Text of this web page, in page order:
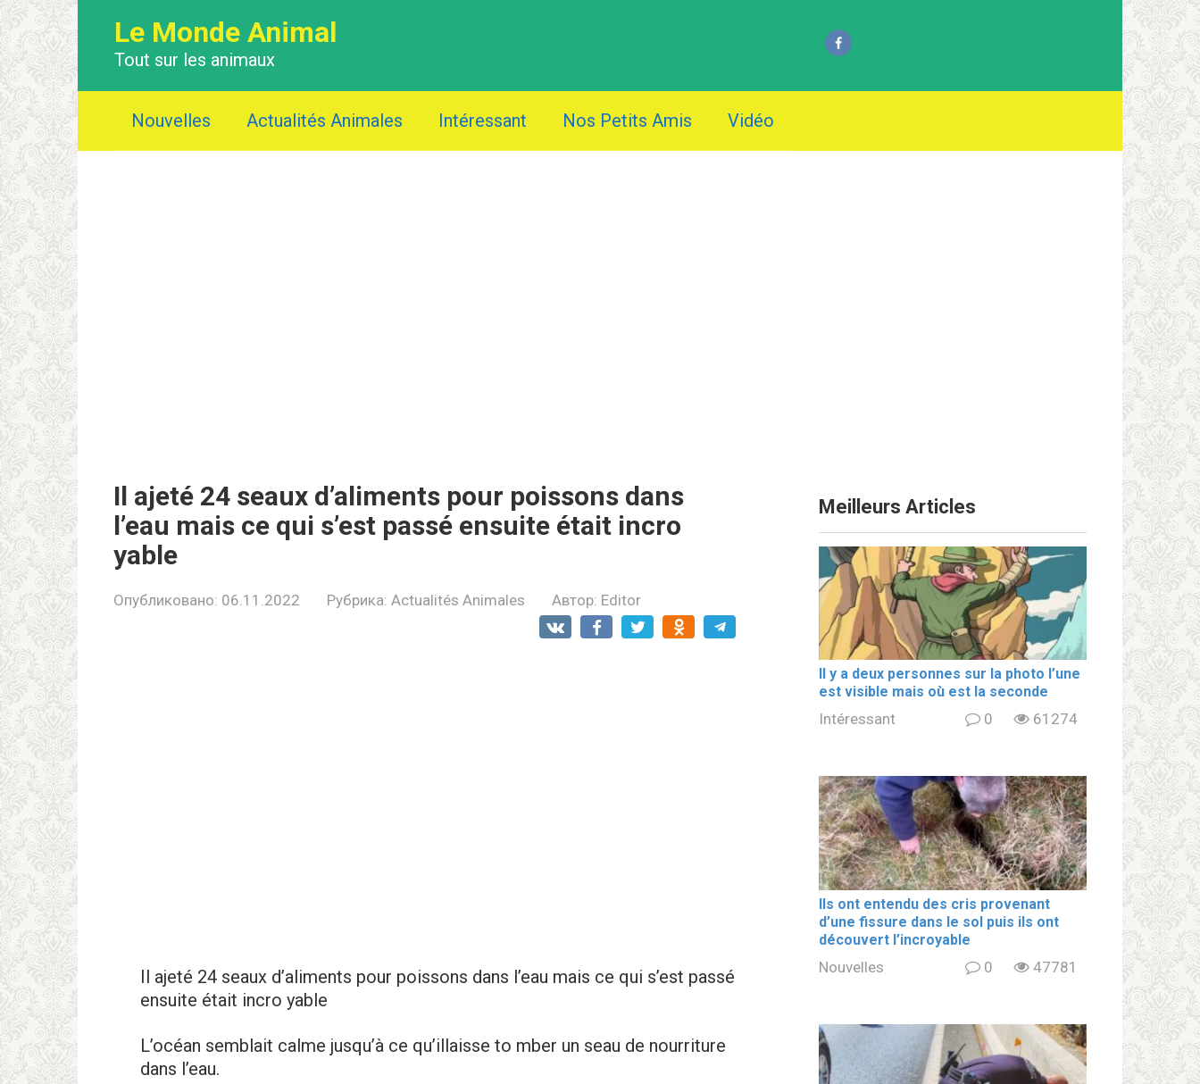
Le Monde Animal
Tout sur les animaux
Nouvelles Actualités Animales Intéressant Nos Petits Amis Vidéo
Il ajeté 24 seaux d’aliments pour poissons dans
l’eau mais ce qui s’est passé ensuite était incro
yable
Опубликовано: 06.11.2022 Рубрика: Actualités Animales Автор: Editor
Il ajeté 24 seaux d’aliments pour poissons dans l’eau mais ce qui s’est passé
ensuite était incro yable
L’océan semblait calme jusqu’à ce qu’illaisse to mber un seau de nourriture
dans l’eau.
Meilleurs Articles
Il y a deux personnes sur la photo l’une
est visible mais où est la seconde
Intéressant 0 61274
Ils ont entendu des cris provenant
d’une fissure dans le sol puis ils ont
découvert l’incroyable
Nouvelles 0 47781